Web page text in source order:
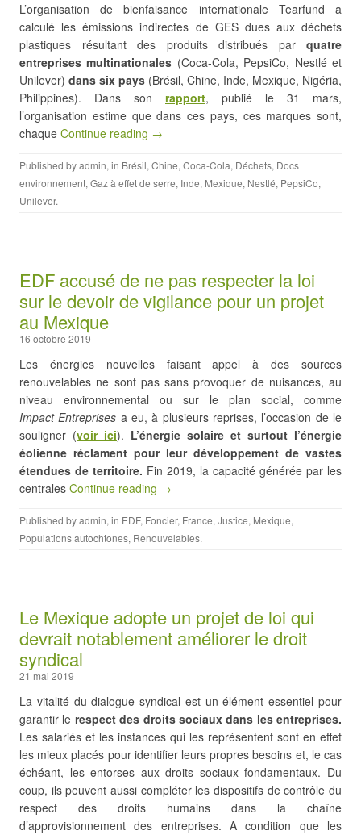
L’organisation de bienfaisance internationale Tearfund a
calculé les émissions indirectes de GES dues aux déchets
plastiques résultant des produits distribués par quatre
entreprises multinationales (Coca-Cola, PepsiCo, Nestlé et
Unilever) dans six pays (Brésil, Chine, Inde, Mexique, Nigéria,
Philippines). Dans son rapport, publié le 31 mars,
l’organisation estime que dans ces pays, ces marques sont,
chaque Continue reading →
Published byadmin, in Brésil, Chine, Coca-Cola, Déchets, Docs
environnement, Gaz à effet de serre, Inde, Mexique, Nestlé, PepsiCo,
Unilever.
EDF accusé de ne pas respecter la loi
sur le devoir de vigilance pour un projet
au Mexique
16 octobre 2019
Les énergies nouvelles faisant appel à des sources
renouvelables ne sont pas sans provoquer de nuisances, au
niveau environnemental ou sur le plan social, comme
Impact Entreprises a eu, à plusieurs reprises, l’occasion de le
souligner (voir ici). L’énergie solaire et surtout l’énergie
éolienne réclament pour leur développement de vastes
étendues de territoire. Fin 2019, la capacité générée par les
centrales Continue reading →
Published byadmin, in EDF, Foncier, France, Justice, Mexique,
Populations autochtones, Renouvelables.
Le Mexique adopte un projet de loi qui
devrait notablement améliorer le droit
syndical
21 mai 2019
La vitalité du dialogue syndical est un élément essentiel pour
garantir le respect des droits sociaux dans les entreprises.
Les salariés et les instances qui les représentent sont en effet
les mieux placés pour identifier leurs propres besoins et, le cas
échéant, les entorses aux droits sociaux fondamentaux. Du
coup, ils peuvent aussi compléter les dispositifs de contrôle du
respect des droits humains dans la chaîne
d’approvisionnement des entreprises. A condition que les